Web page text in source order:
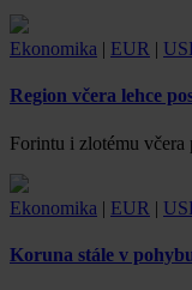
Ekonomika | EUR |
Region včera lehce
Forintu i zlotému včera
Ekonomika | EUR |
Koruna stále v